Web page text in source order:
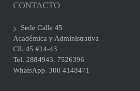
CONTACTO
Sede Calle 45
Académica y Administrativa
Cll. 45 #14-43
Tel. 2884943. 7526396
WhatsApp. 300 4148471